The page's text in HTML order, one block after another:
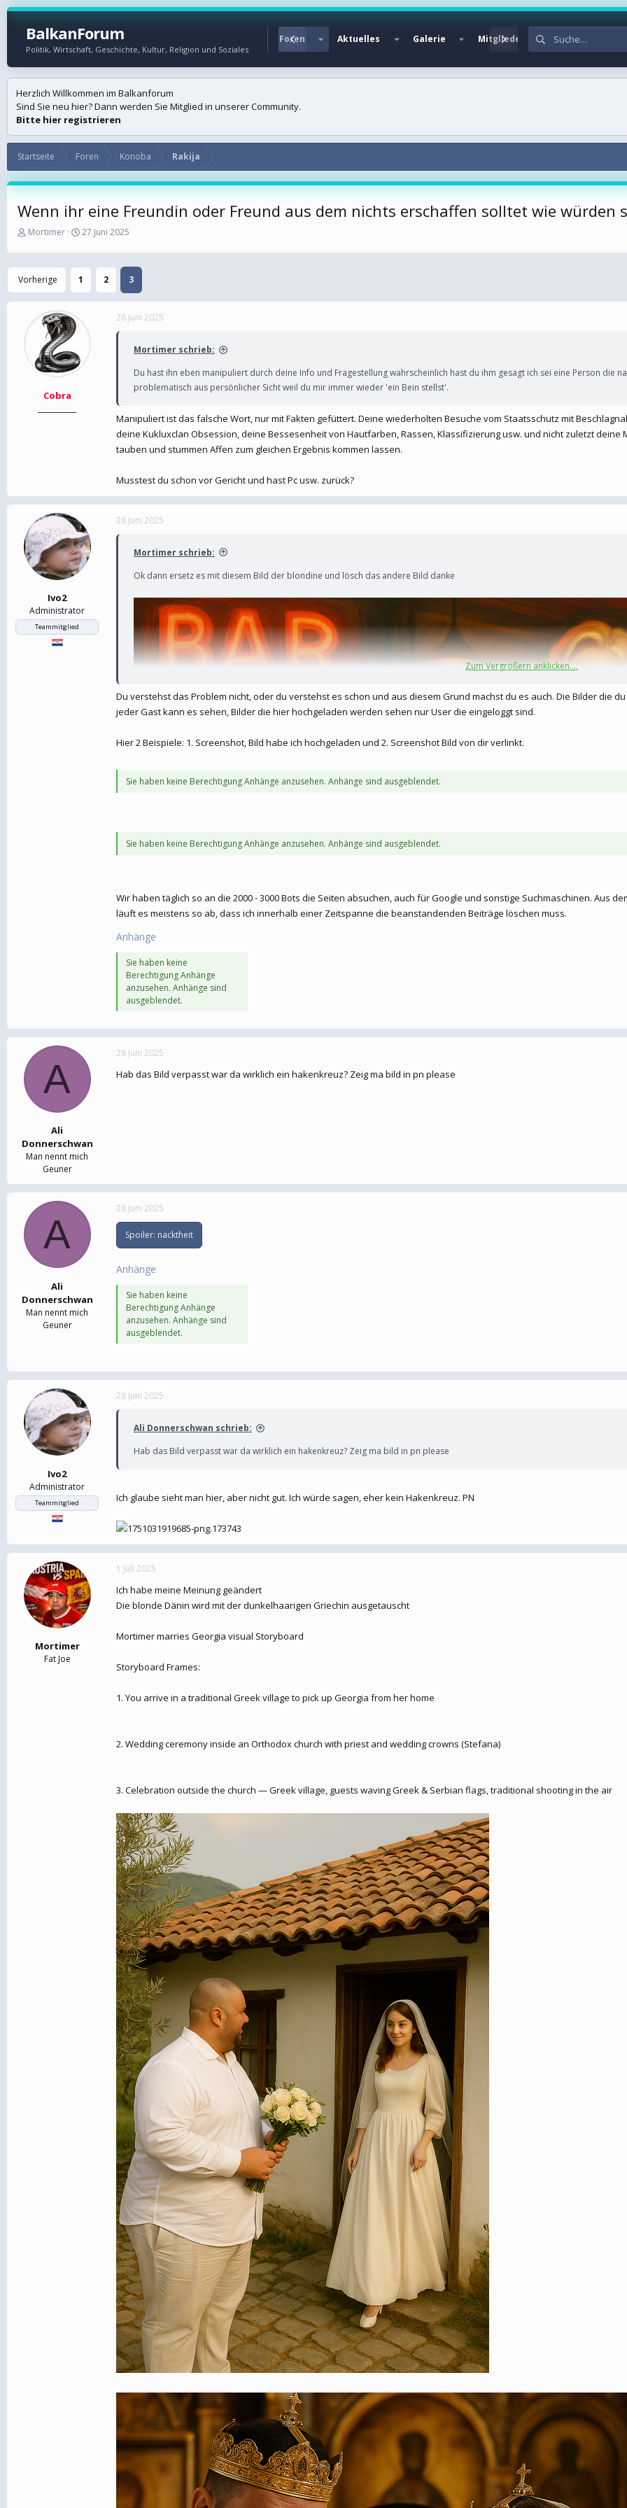
BalkanForum
Politik, Wirtschaft, Geschichte, Kultur, Religion und Soziales
Foren Aktuelles Galerie Mitglieder
Herzlich Willkommen im Balkanforum
Sind Sie neu hier? Dann werden Sie Mitglied in unserer Community.
Bitte hier registrieren
Startseite Foren Konoba Rakija
Wenn ihr eine Freundin oder Freund aus dem nichts erschaffen solltet wie würden
E
s
t
e
l
r
Mortimer
E
s
t
e
l
t
27 Juni 2025
Vorherige 1 2 3
Cobra
28 Juni 2025
Mortimer schrieb:
Du hast ihn eben manipuliert durch deine Info und Fragestellung wahrscheinlich hast du ihm gesagt ich sei eine Person die
problematisch aus persönlicher Sicht weil du mir immer wieder 'ein Bein stellst'.
Manipuliert ist das falsche Wort, nur mit Fakten gefüttert. Deine wiederholten Besuche vom Staatsschutz mit
deine Kukluxclan Obsession, deine Bessesenheit von Hautfarben, Rassen, Klassifizierung usw. und nicht zuletzt
tauben und stummen Affen zum gleichen Ergebnis kommen lassen.
Musstest du schon vor Gericht und hast Pc usw. zurück?
Ivo2
Administrator
Teammitglied
28 Juni 2025
Mortimer schrieb:
Ok dann ersetz es mit diesem Bild der blondine und lösch das andere Bild danke
Zum Vergrößern anklicken....
Du verstehst das Problem nicht, oder du verstehst es schon und aus diesem Grund machst du es auch. Die Bilder die
jeder Gast kann es sehen, Bilder die hier hochgeladen werden sehen nur User die eingeloggt sind.
Hier 2 Beispiele: 1. Screenshot, Bild habe ich hochgeladen und 2. Screenshot Bild von dir verlinkt.
Sie haben keine Berechtigung Anhänge anzusehen. Anhänge sind ausgeblendet.
Sie haben keine Berechtigung Anhänge anzusehen. Anhänge sind ausgeblendet.
Wir haben täglich so an die 2000 - 3000 Bots die Seiten absuchen, auch für Google und sonstige Suchmaschinen. Aus
läuft es meistens so ab, dass ich innerhalb einer Zeitspanne die beanstandenden Beiträge löschen muss.
Anhänge
Sie haben keine
Berechtigung Anhänge
anzusehen. Anhänge sind
ausgeblendet.
A
Ali
Donnerschwan
Man nennt mich
Geuner
28 Juni 2025
Hab das Bild verpasst war da wirklich ein hakenkreuz? Zeig ma bild in pn please
A
Ali
Donnerschwan
Man nennt mich
Geuner
28 Juni 2025
Spoiler: nacktheit
Anhänge
Sie haben keine
Berechtigung Anhänge
anzusehen. Anhänge sind
ausgeblendet.
Ivo2
Administrator
Teammitglied
28 Juni 2025
Ali Donnerschwan schrieb:
Hab das Bild verpasst war da wirklich ein hakenkreuz? Zeig ma bild in pn please
Ich glaube sieht man hier, aber nicht gut. Ich würde sagen, eher kein Hakenkreuz. PN
Mortimer
Fat Joe
1 Juli 2025
Ich habe meine Meinung geändert
Die blonde Dänin wird mit der dunkelhaarigen Griechin ausgetauscht
Mortimer marries Georgia visual Storyboard
Storyboard Frames:
1. You arrive in a traditional Greek village to pick up Georgia from her home
2. Wedding ceremony inside an Orthodox church with priest and wedding crowns (Stefana)
3. Celebration outside the church — Greek village, guests waving Greek & Serbian flags, traditional shooting in the air